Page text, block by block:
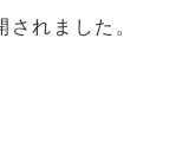
れました。